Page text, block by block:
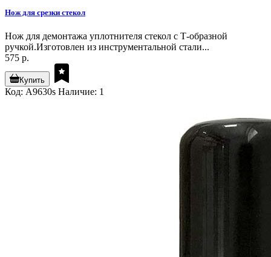
Нож для срезки стекол
Нож для демонтажа уплотнителя стекол с Т-образной
ручкой.Изготовлен из инструментальной стали...
575 р.
Купить
Код: A9630s Наличие: 1